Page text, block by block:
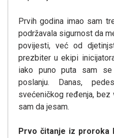
Prvih godina imao sam
podržavala sigurnost da
povijesti, već od
prezbiter u ekipi
iako puno puta sam
poslanju. Danas,
svećeničkog ređenja,
sam da jesam.
Prvo čitanje iz proroka